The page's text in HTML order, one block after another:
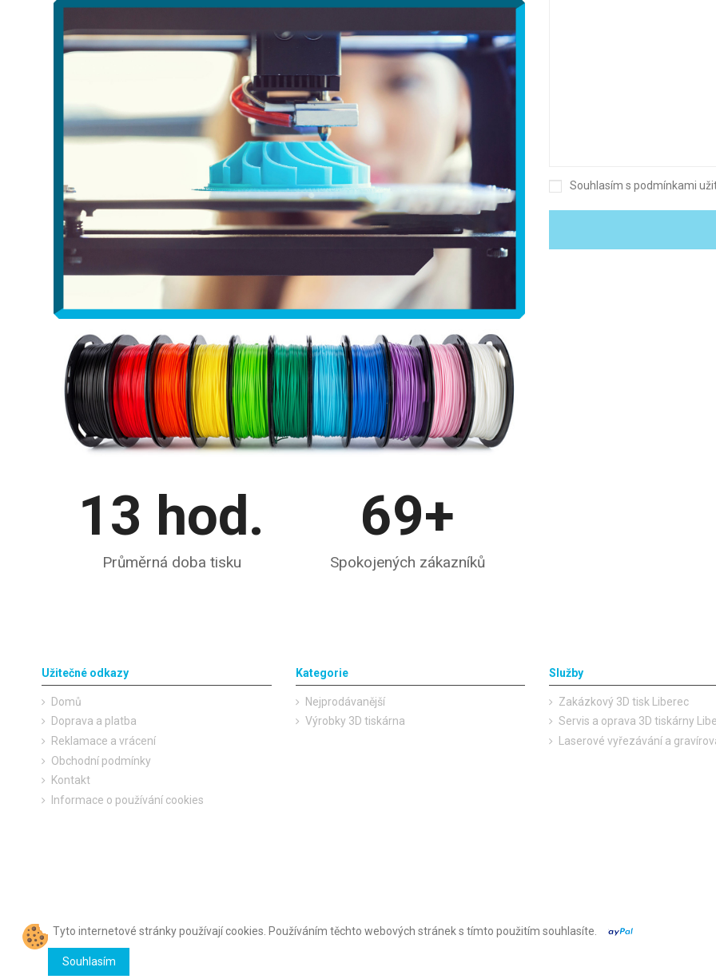
13 hod.
Průměrná doba tisku
69+
Spokojených zákazníků
Souhlasím s podmínkami
Užitečné odkazy
Domů
Doprava a platba
Reklamace a vrácení
Obchodní podmínky
Kontakt
Informace o používání cookies
Kategorie
Nejprodávanější
Výrobky 3D tiskárna
Služby
Zakázkový 3D tisk Liberec
Servis a oprava 3D tiskárny
Laserové vyřezávání a
Tyto internetové stránky používajícookies . Používáním těchto webových stránek s tímto použitím souhlasíte.
Souhlasím